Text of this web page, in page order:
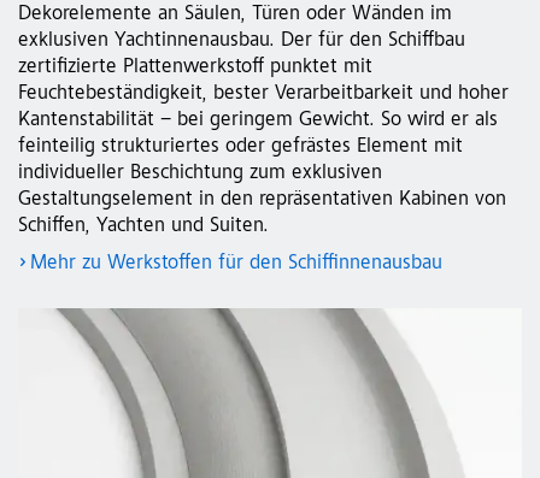
Dekorelemente an Säulen, Türen oder Wänden im
exklusiven Yachtinnenausbau. Der für den Schiffbau
zertifizierte Plattenwerkstoff punktet mit
Feuchtebeständigkeit, bester Verarbeitbarkeit und hoher
Kantenstabilität – bei geringem Gewicht. So wird er als
feinteilig strukturiertes oder gefrästes Element mit
individueller Beschichtung zum exklusiven
Gestaltungselement in den repräsentativen Kabinen von
Schiffen, Yachten und Suiten.
Mehr zu Werkstoffen für den Schiffinnenausbau